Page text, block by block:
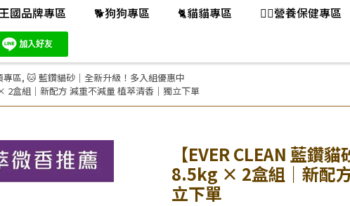
國品牌專區 🐕️狗狗專區 🐈️貓貓專區 👨‍⚕️營養保健專區
專區, 🐱 藍鑽貓砂｜全新升級！多入組優惠中
2盒組｜新配方 減重不減量 植萃清香｜獨立下單
【EVER CLEAN 藍鑽
8.5kg × 2盒組｜新配
立下單